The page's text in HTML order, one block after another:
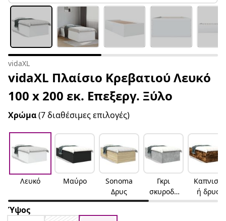
vidaXL
vidaXL Πλαίσιο Κρεβατιού Λευκό
100 x 200 εκ. Επεξεργ. Ξύλο
Χρώμα(7 διαθέσιμες επιλογές)
Λευκό Μαύρο
Sonoma
Δρυς
Γκρι
σκυροδέ
ματος
Καπνιστ
ή δρυς
Ύψος